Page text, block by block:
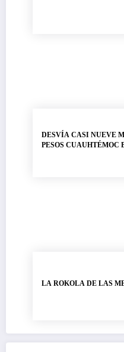
DESVÍA CASI NUEVE
PESOS CUAUHTÉMOC
LA ROKOLA DE LAS